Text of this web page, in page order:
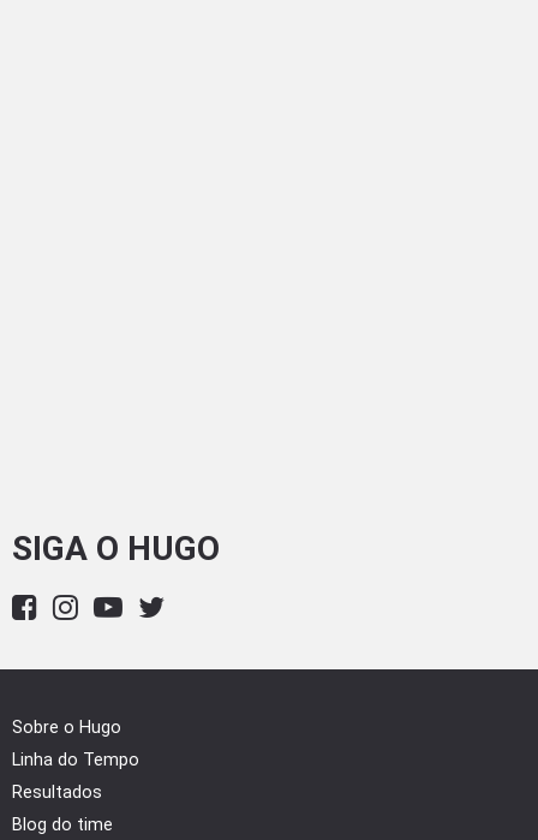
SIGA O HUGO
Sobre o Hugo
Linha do Tempo
Resultados
Blog do time